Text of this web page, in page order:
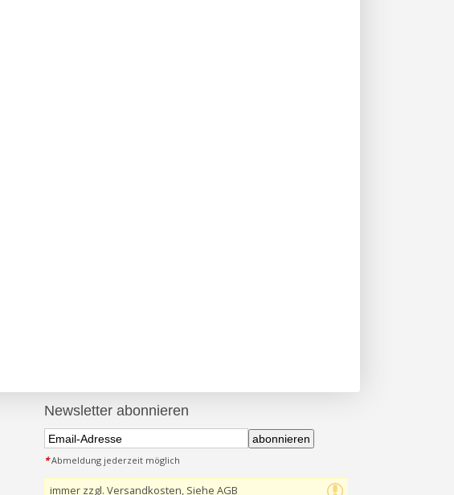
Newsletter abonnieren
abonnieren
*Abmeldung jederzeit möglich
immer zzgl. Versandkosten, Siehe AGB